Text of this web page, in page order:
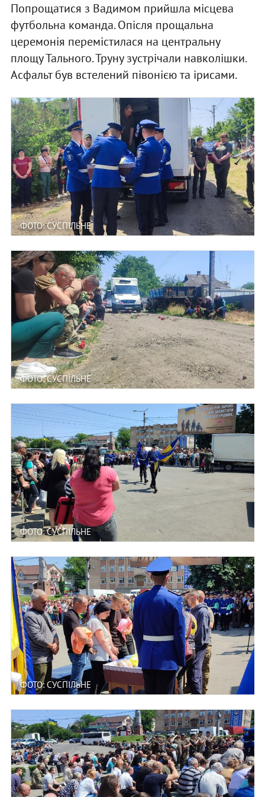
Попрощатися з Вадимом прийшла місцева
футбольна команда. Опісля прощальна
церемонія перемістилася на центральну
площу Тального. Труну зустрічали навколішки.
Асфальт був встелений півонією та ірисами.
ФОТО: СУСПІЛЬНЕ
ФОТО: СУСПІЛЬНЕ
ФОТО: СУСПІЛЬНЕ
ФОТО: СУСПІЛЬНЕ